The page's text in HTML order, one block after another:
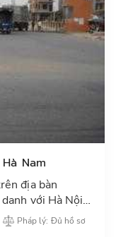
Nam
địa bàn
với Hà Nội)
Mỹ đến thuê
Pháp lý: Đủ hồ sơ